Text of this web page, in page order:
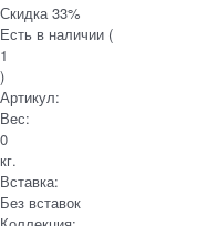
Скидка 33%
Есть в наличии (
1
)
Артикул:
Вес:
0
кг.
Вставка:
Без вставок